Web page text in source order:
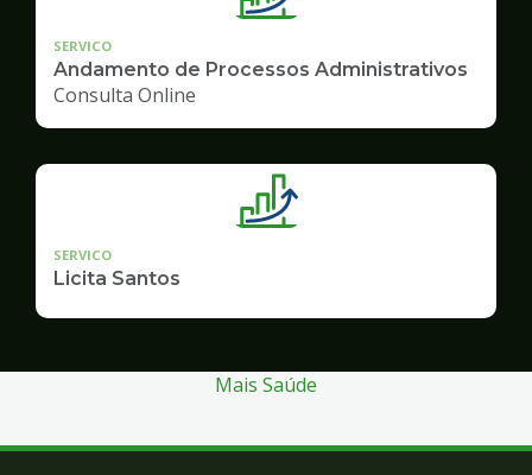
SERVICO
Andamento de Processos Administrativos
Consulta Online
SERVICO
Licita Santos
Mais Saúde